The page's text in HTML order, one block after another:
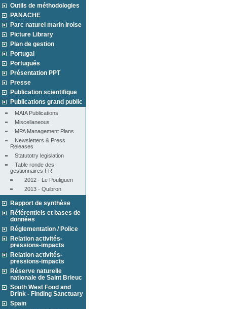
Outils de méthodologies
PANACHE
Parc naturel marin Iroise
Picture Library
Plan de gestion
Portugal
Português
Présentation PPT
Presse
Publication scientifique
Publications grand public
MAIA Publications
Miscellaneous
MPA Management Plans
Newsletters & Press
Releases
Statutotry legislation
Table ronde des
gestionnaires FR
2012 - Le Pouliguen
2013 - Quibron
Rapport de synthèse
Référentiels et bases de
données
Réglementation / Police
Relation activités-
pressions-impacts
Relation activités-
pressions-impacts
Réserve naturelle
nationale de Saint Brieuc
South West Food and
Drink - Finding Sanctuary
Spain